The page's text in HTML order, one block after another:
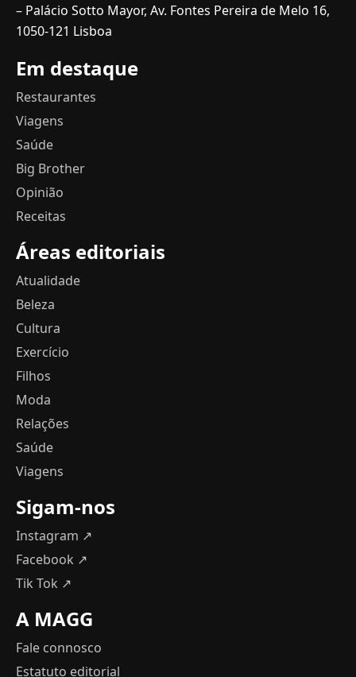
– Palácio Sotto Mayor, Av. Fontes Pereira de Melo 16,
1050-121 Lisboa
Em destaque
Restaurantes
Viagens
Saúde
Big Brother
Opinião
Receitas
Áreas editoriais
Atualidade
Beleza
Cultura
Exercício
Filhos
Moda
Relações
Saúde
Viagens
Sigam-nos
Instagram ↗
Facebook ↗
Tik Tok ↗
A MAGG
Fale connosco
Estatuto editorial